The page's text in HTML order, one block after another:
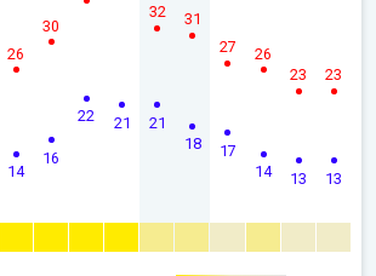
14
26
16
30
22 21 21
32
18
31
17
27
14
26
13
23
13
23